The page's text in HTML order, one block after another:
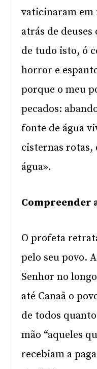
vaticinaram em
atrás de deuses
de tudo isto, ó
horror e
porque o meu
pecados:
fonte de água
cisternas rotas,
água».
Compreender
O profeta
pelo seu povo.
Senhor no
até Canaã o
de todos
mão “aqueles
recebiam a